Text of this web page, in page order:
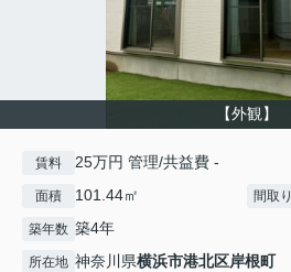
【外観】
賃料 25万円 管理/共益費 -
面積 101.44㎡ 間取り
築年数 築4年
所在地 神奈川県横浜市港北区岸根町